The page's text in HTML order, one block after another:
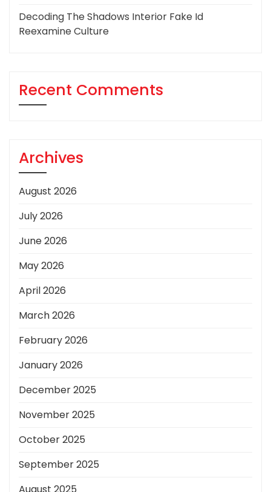
Decoding The Shadows Interior Fake Id
Reexamine Culture
Recent Comments
Archives
August 2026
July 2026
June 2026
May 2026
April 2026
March 2026
February 2026
January 2026
December 2025
November 2025
October 2025
September 2025